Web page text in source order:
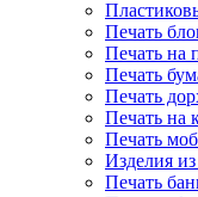
Печать
Печать на
Печать
Печать
Печать на
Печать
Изделия из
Печать